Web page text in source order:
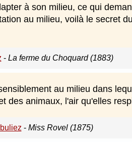
à son milieu, ce qui
au milieu, voilà le secret
- La ferme du Choquard (1883)
au milieu dans
des animaux, l'air qu'elles
- Miss Rovel (1875)